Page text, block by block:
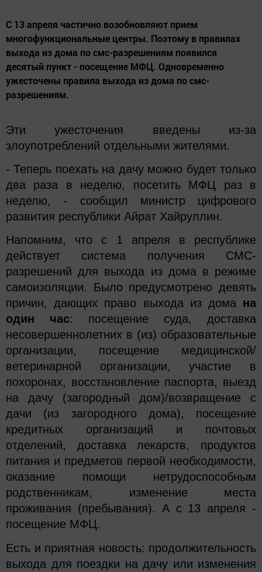
С 13 апреля частично возобновляют прием
многофункциональные центры. Поэтому в правилах
выхода из дома по смс-разрешениям появился
десятый пункт - посещение МФЦ. Одновременно
ужесточены правила выхода из дома по смс-
разрешениям.
Эти ужесточения введены из-за
злоупотреблений отдельными жителями.
- Теперь поехать на дачу можно будет только
два раза в неделю, посетить МФЦ раз в
неделю, - сообщил министр цифрового
развития республики Айрат Хайруллин.
Напомним, что с 1 апреля в республике
действует система получения СМС-
разрешений для выхода из дома в режиме
самоизоляции. Было предусмотрено девять
причин, дающих право выхода из дома на
один час: посещение суда, доставка
несовершеннолетних в (из) образовательные
организации, посещение медицинской/
ветеринарной организации, участие в
похоронах, восстановление паспорта, выезд
на дачу (загородный дом)/возвращение с
дачи (из загородного дома), посещение
кредитных организаций и почтовых
отделений, доставка лекарств, продуктов
питания и предметов первой необходимости,
оказание помощи нетрудоспособным
родственникам, изменение места
проживания (пребывания). А с 13 апреля -
посещение МФЦ.
Есть и приятная новость: продолжительность
выхода для поездки на дачу или изменения